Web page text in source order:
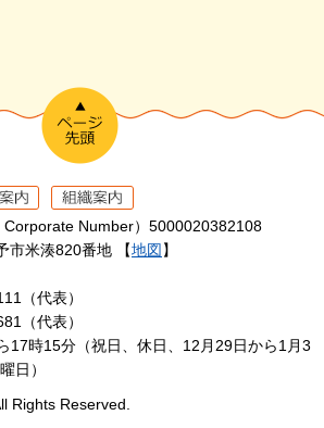
Number）5000020382108
市米湊820番地 【地図 】
（代表）
（代表）
17時15分（祝日、休日、12月29日から1月3
日）
Rights Reserved.